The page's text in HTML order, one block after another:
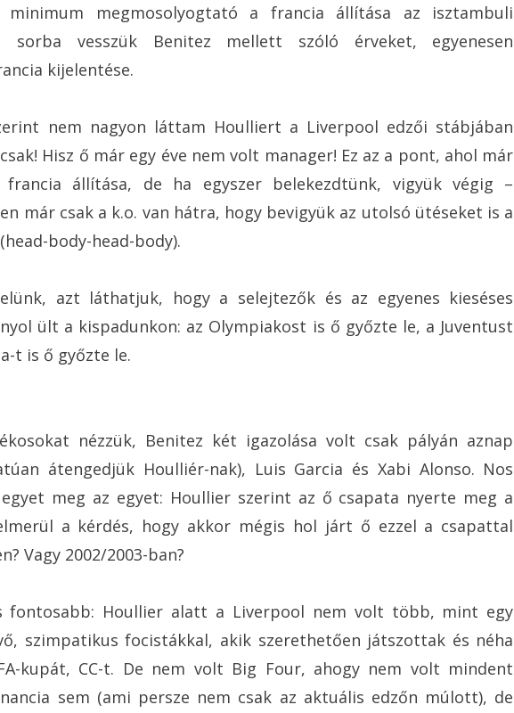
megmosolyogtató a francia állítása az isztambuli
sorba vesszük Benitez mellett szóló érveket, egyenesen
kijelentése.
nem nagyon láttam Houlliert a Liverpool edzői stábjában
Hisz ő már egy éve nem volt manager! Ez az a pont, ahol már
francia állítása, de ha egyszer belekezdtünk, vigyük végig –
már csak a k.o. van hátra, hogy bevigyük az utolsó ütéseket is a
body-head-body).
azt láthatjuk, hogy a selejtezők és az egyenes kieséses
ült a kispadunkon: az Olympiakost is ő győzte le, a Juventust
t is ő győzte le.
nézzük, Benitez két igazolása volt csak pályán aznap
átengedjük Houlliér-nak), Luis Garcia és Xabi Alonso. Nos
meg az egyet: Houllier szerint az ő csapata nyerte meg a
a kérdés, hogy akkor mégis hol járt ő ezzel a csapattal
Vagy 2002/2003-ban?
fontosabb: Houllier alatt a Liverpool nem volt több, mint egy
szimpatikus focistákkal, akik szerethetően játszottak és néha
kupát, CC-t. De nem volt Big Four, ahogy nem volt mindent
sem (ami persze nem csak az aktuális edzőn múlott), de